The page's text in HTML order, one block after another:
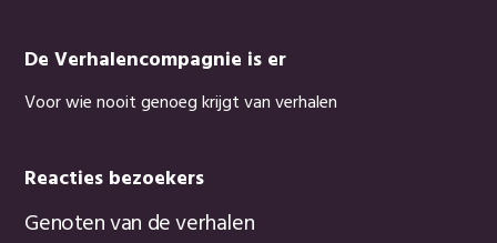
De Verhalencompagnie is er
Voor wie nooit genoeg krijgt van verhalen
Reacties bezoekers
Genoten van de verhalen